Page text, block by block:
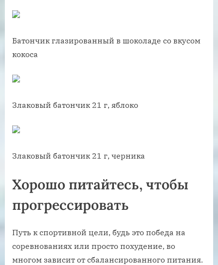
Батончик глазированный в шоколаде со вкусом
кокоса
Злаковый батончик 21 г, яблоко
Злаковый батончик 21 г, черника
Хорошо питайтесь, чтобы
прогрессировать
Путь к спортивной цели, будь это победа на
соревнованиях или просто похудение, во
многом зависит от сбалансированного питания.